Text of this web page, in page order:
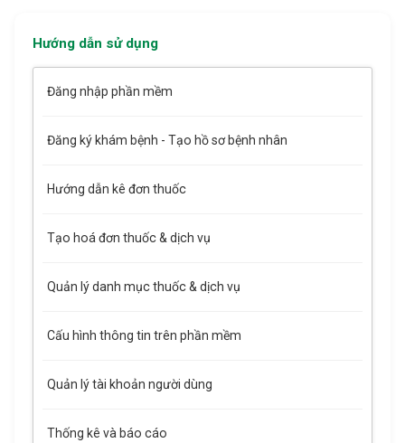
Hướng dẫn sử dụng
Đăng nhập phần mềm
Đăng ký khám bệnh - Tạo hồ sơ bệnh nhân
Hướng dẫn kê đơn thuốc
Tạo hoá đơn thuốc & dịch vụ
Quản lý danh mục thuốc & dịch vụ
Cấu hình thông tin trên phần mềm
Quản lý tài khoản người dùng
Thống kê và báo cáo